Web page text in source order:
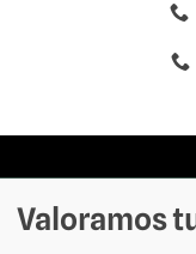
Valoramos